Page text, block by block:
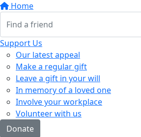
Home
Support Us
Our latest appeal
Make a regular gift
Leave a gift in your will
In memory of a loved one
Involve your workplace
Volunteer with us
Donate